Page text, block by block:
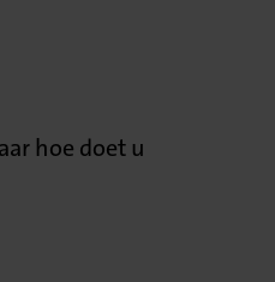
hoe doet u